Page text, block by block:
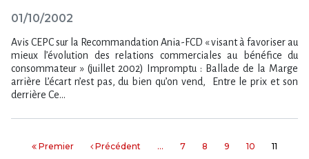
01/10/2002
Avis CEPC sur la Recommandation Ania-FCD « visant à favoriser au
mieux l’évolution des relations commerciales au bénéfice du
consommateur » (juillet 2002) Impromptu : Ballade de la Marge
arrière L’écart n’est pas, du bien qu’on vend, Entre le prix et son
derrière Ce...
Premier Précédent … 7 8 9 10 11